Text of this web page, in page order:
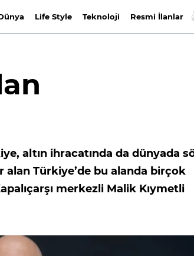
Life Style Teknoloji Resmi İlanlar
altın ihracatında da dünyada
Türkiye’de bu alanda birçok
merkezli Malik Kıymetli